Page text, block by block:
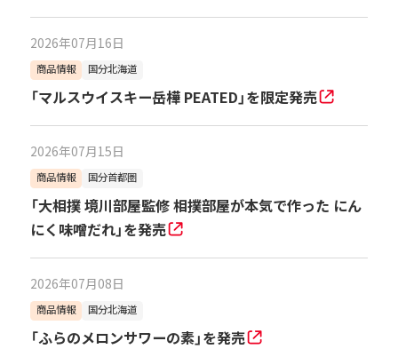
2026年07月16日
商品情報 国分北海道
「マルスウイスキー岳樺 PEATED」を限定発売
2026年07月15日
商品情報 国分首都圏
「大相撲 境川部屋監修 相撲部屋が本気で作った にん
にく味噌だれ」を発売
2026年07月08日
商品情報 国分北海道
「ふらのメロンサワーの素」を発売